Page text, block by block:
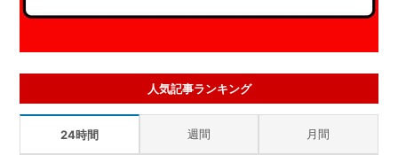
人気記事ランキング
24時間 週間 月間